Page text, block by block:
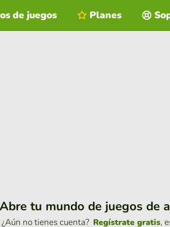
de juegos Planes
Abre tu mundo de juegos de
¿Aún no tienes cuenta? Regístrate gratis,